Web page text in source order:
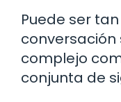
Puede ser
complejo
conjunta de